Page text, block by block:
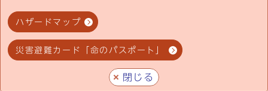
ハザードマップ
災害避難カード「命のパスポート」
閉じる